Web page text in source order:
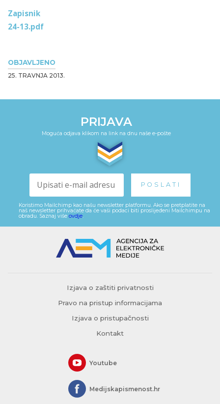
OBJAVLJENO
25. TRAVNJA 2013.
Zapisnik
24-13.pdf
PRIJAVA
Moguća odjava klikom na link na dnu naše e-pošte
Koristimo Mailchimp kao našu newsletter platformu. Ako se pretplatite na
naš newsletter prihvaćate da će vaši podaci biti proslijeđeni Mailchimpu na
obradu. Saznaj više ovdje
Izjava o zaštiti privatnosti
Pravo na pristup informacijama
Izjava o pristupačnosti
Kontakt
Youtube
Medijskapismenost.hr